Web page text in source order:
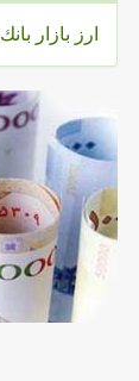
ارز بازار بانك